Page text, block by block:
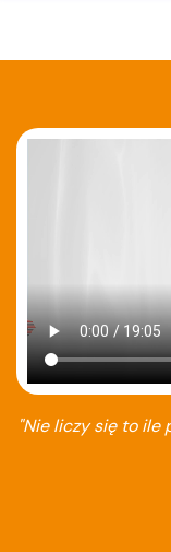
"Nie liczy się to ile